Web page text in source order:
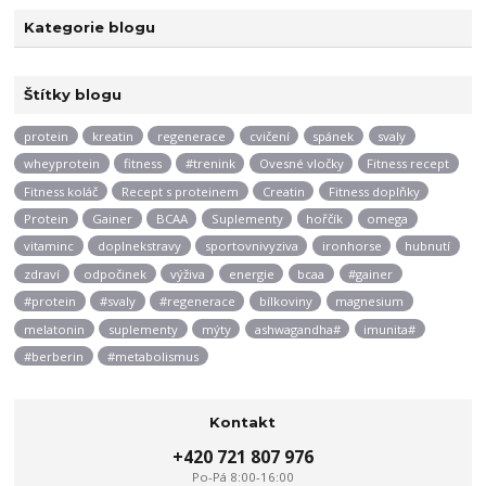
Kategorie blogu
Štítky blogu
protein kreatin regenerace cvičení spánek
svaly
wheyprotein
fitness #trenink Ovesné vločky
Fitness recept
Fitness koláč
Recept s proteinem Creatin
Fitness doplňky
Protein
Gainer BCAA Suplementy hořčík
omega
vitaminc
doplnekstravy sportovnivyziva ironhorse
hubnutí
zdraví
odpočinek výživa energie bcaa
#gainer
#protein
#svaly #regenerace bílkoviny
magnesium
melatonin
suplementy mýty ashwagandha#
imunita#
#berberin
#metabolismus
Kontakt
+420 721 807 976
Po-Pá 8:00-16:00